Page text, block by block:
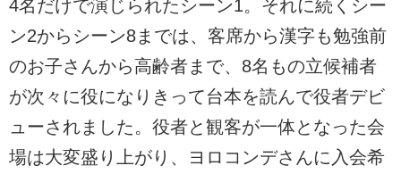
4名だけで演じられたシーン1。それに続くシー
ン2からシーン8までは、客席から漢字も勉強前
のお子さんから高齢者まで、8名もの立候補者
が次々に役になりきって台本を読んで役者デビ
ューされました。役者と観客が一体となった会
場は大変盛り上がり、ヨロコンデさんに入会希